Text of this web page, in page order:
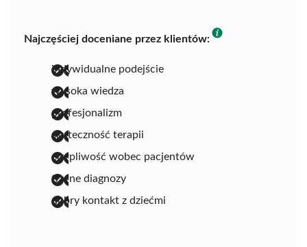
Najczęściej doceniane przez klientów:
indywidualne podejście
wysoka wiedza
profesjonalizm
skuteczność terapii
cierpliwość wobec pacjentów
trafne diagnozy
dobry kontakt z dziećmi